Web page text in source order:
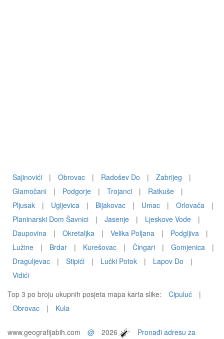
Sajinovići | Obrovac | Radošev Do | Zabrijeg
|
Glamočani
| Podgorje | Trojanci | Ratkuše
|
Pljusak
| Ugljevica | Bijakovac | Umac | Orlovača
|
Planinarski Dom Šavnici
| Jasenje | Ljeskove Vode
|
Daupovina
| Okretaljka | Velika Poljana | Podgljiva
|
Lužine
| Brdar | Kurešovac | Čingari | Gomjenica
|
Draguljevac
| Stipići | Lučki Potok | Lapov Do
|
Vidići
Top 3 po broju ukupnih posjeta mapa karta slike:
Cipuluć
|
Obrovac
| Kula
www.geografijabih.com @ 2026 Pronađi adresu za